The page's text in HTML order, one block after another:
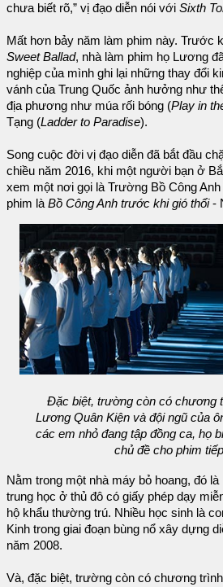
chưa biết rõ,” vị đạo diễn nói với Sixth
Mất hơn bảy năm làm phim này. Trước
Sweet Ballad, nhà làm phim họ Lương
nghiệp của mình ghi lại những thay đổi
vánh của Trung Quốc ảnh hưởng như
địa phương như múa rối bóng (Play in
Tạng (Ladder to Paradise).
Song cuộc đời vị đạo diễn đã bắt đầu
chiều năm 2016, khi một người bạn ở
xem một nơi gọi là Trường Bồ Công
phim làBồ Công Anh trước khi gió thổi-
Đặc biệt, trường còn có chương
Lương Quân Kiện và đội ngũ của
các em nhỏ đang tập đồng ca, họ
chủ đề cho phim
Nằm trong một nhà máy bỏ hoang, đó
trung học ở thủ đô có giấy phép dạy
hộ khẩu thường trú. Nhiều học sinh là
Kinh trong giai đoạn bùng nổ xây dựng
năm 2008.
Và, đặc biệt, trường còn có chương